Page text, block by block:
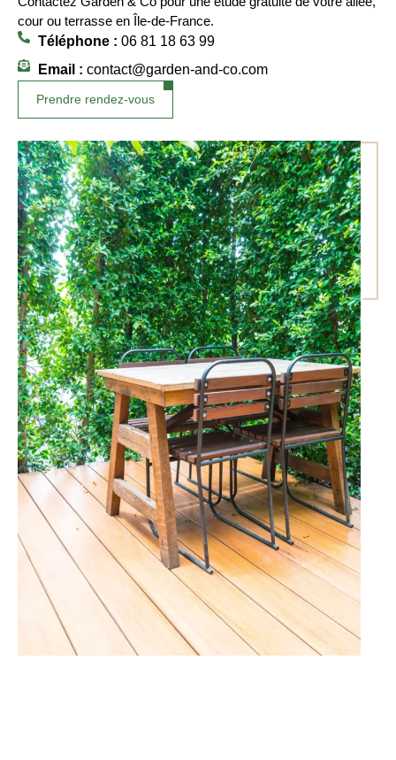
cour ou terrasse en Île-de-France.
Téléphone : 06 81 18 63 99
Email : contact@garden-and-co.com
Prendre rendez-vous